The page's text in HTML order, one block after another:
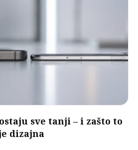
sve tanji – i zašto to
dizajna